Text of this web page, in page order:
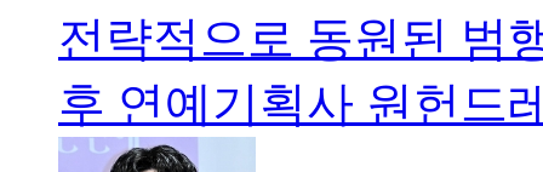
전략적으로 동원된 범
후 연예기획사 원헌드